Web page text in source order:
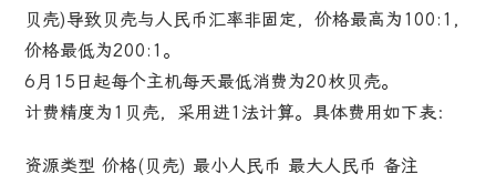
贝壳)导致贝壳与人民币汇率非固定，价格最高为100:1，
价格最低为200:1。
6月15日起每个主机每天最低消费为20枚贝壳。
计费精度为1贝壳，采用进1法计算。具体费用如下表：
资源类型 价格(贝壳) 最小人民币 最大人民币 备注